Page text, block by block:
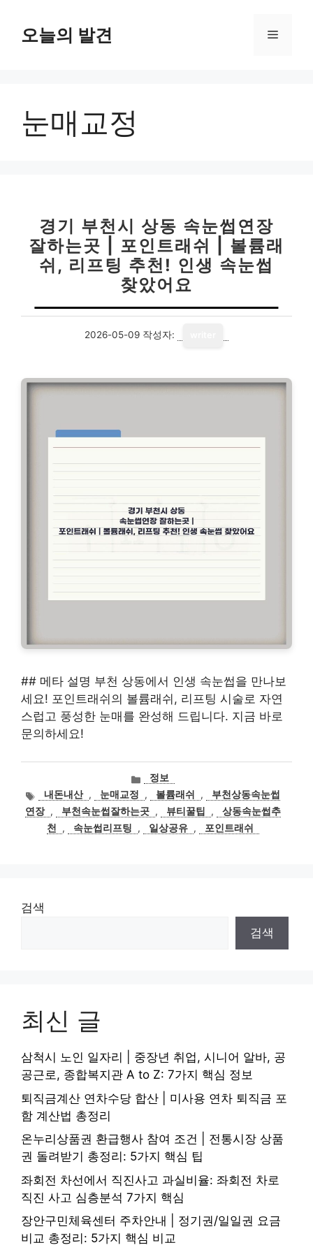
오늘의 발견 메
눈매교정
경기 부천시 상동 속눈썹연장
잘하는곳 | 포인트래쉬 | 볼륨래
쉬, 리프팅 추천! 인생 속눈썹
찾았어요
2026-05-09 작성자:
## 메타 설명 부천 상동에서 인생 속눈썹을 만나보
세요! 포인트래쉬의 볼륨래쉬, 리프팅 시술로 자연
스럽고 풍성한 눈매를 완성해 드립니다. 지금 바로
문의하세요!
카
고
리
정보
태
그
내돈내산 , 눈매교정 , 볼륨래쉬 ,
부천상동속눈썹
연장 , 부천속눈썹잘하는곳 , 뷰티꿀팁 ,
상동속눈썹추
천
, 속눈썹리프팅 , 일상공유 , 포인트래쉬
검색
검색
최신 글
삼척시 노인 일자리 | 중장년 취업, 시니어 알바, 공
공근로, 종합복지관 A to Z: 7가지 핵심 정보
퇴직금계산 연차수당 합산 | 미사용 연차 퇴직금 포
함 계산법 총정리
온누리상품권 환급행사 참여 조건 | 전통시장 상품
권 돌려받기 총정리: 5가지 핵심 팁
좌회전 차선에서 직진사고 과실비율: 좌회전 차로
직진 사고 심층분석 7가지 핵심
장안구민체육센터 주차안내 | 정기권/일일권 요금
비교 총정리: 5가지 핵심 비교